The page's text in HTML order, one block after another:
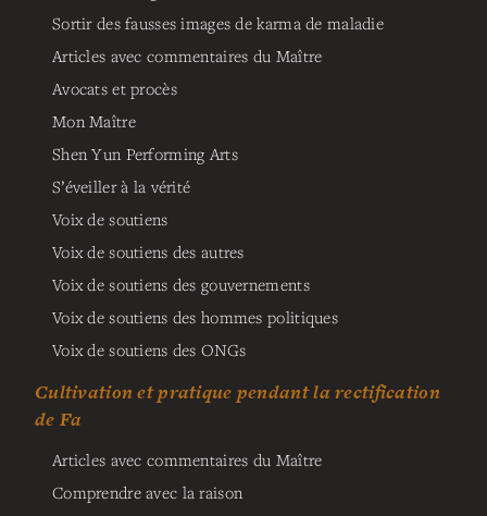
Sortir des fausses images de karma de maladie
Articles avec commentaires du Maître
Avocats et procès
Mon Maître
Shen Yun Performing Arts
S’éveiller à la vérité
Voix de soutiens
Voix de soutiens des autres
Voix de soutiens des gouvernements
Voix de soutiens des hommes politiques
Voix de soutiens des ONGs
Cultivation et pratique pendant la rectification
de Fa
Articles avec commentaires du Maître
Comprendre avec la raison